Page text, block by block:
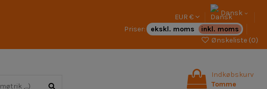
EUR €
Dansk
Priser:
ekskl. moms
inkl. moms
Ønskeliste (0)
Indkøbskurv
Tomme